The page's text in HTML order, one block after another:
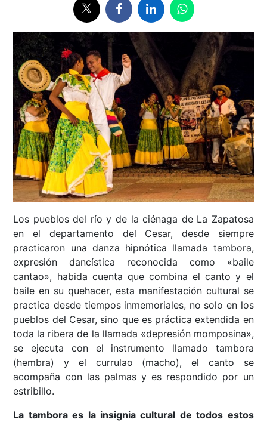
Los pueblos del río y de la ciénaga de La Zapatosa
en el departamento del Cesar, desde siempre
practicaron una danza hipnótica llamada tambora,
expresión dancística reconocida como «baile
cantao», habida cuenta que combina el canto y el
baile en su quehacer, esta manifestación cultural se
practica desde tiempos inmemoriales, no solo en los
pueblos del Cesar, sino que es práctica extendida en
toda la ribera de la llamada «depresión momposina»,
se ejecuta con el instrumento llamado tambora
(hembra) y el currulao (macho), el canto se
acompaña con las palmas y es respondido por un
estribillo.
La tambora es la insignia cultural de todos estos